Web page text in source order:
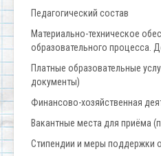
Педагогический состав
Материально-техническое
образовательного процесса.
Платные образовательные
документы)
Финансово-хозяйственная
Вакантные места для приёма
Стипендии и меры поддержки